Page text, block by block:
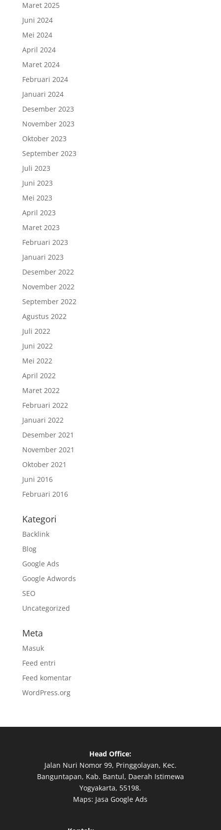
Maret 2025
Juni 2024
Mei 2024
April 2024
Maret 2024
Februari 2024
Januari 2024
Desember 2023
November 2023
Oktober 2023
September 2023
Juli 2023
Juni 2023
Mei 2023
April 2023
Maret 2023
Februari 2023
Januari 2023
Desember 2022
November 2022
September 2022
Agustus 2022
Juli 2022
Juni 2022
Mei 2022
April 2022
Maret 2022
Februari 2022
Januari 2022
Desember 2021
November 2021
Oktober 2021
Juni 2016
Februari 2016
Kategori
Backlink
Blog
Google Ads
Google Adwords
SEO
Uncategorized
Meta
Masuk
Feed entri
Feed komentar
WordPress.org
Head Office:
Jalan Nuri Nomor 99, Pringgolayan, Kec.
Banguntapan, Kab. Bantul, Daerah Istimewa
Yogyakarta, 55198.
Maps: Jasa Google Ads